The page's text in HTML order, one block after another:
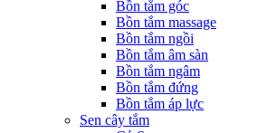
Bồn tắm góc
Bồn tắm massage
Bồn tắm ngồi
Bồn tắm âm sàn
Bồn tắm ngâm
Bồn tắm đứng
Bồn tắm áp lực
Sen cây tắm